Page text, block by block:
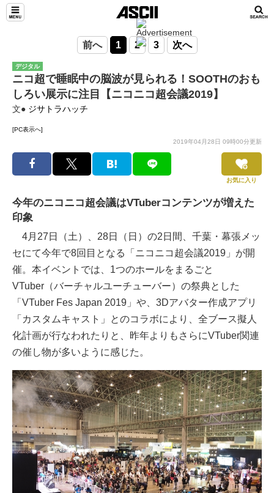
前へ 1 2 3 次へ
デジタル
ニコ超で睡眠中の脳波が見られる！SOOTHのおも
しろい展示に注目【ニコニコ超会議2019】
文● ジサトラハッチ
[PC表示へ]
2019年04月28日 09時00分更新
お気に入り
今年のニコニコ超会議はVTuberコンテンツが増えた
印象
4月27日（土）、28日（日）の2日間、千葉・幕張メッ
セにて今年で8回目となる「ニコニコ超会議2019」が開
催。本イベントでは、1つのホールをまるごと
VTuber（バーチャルユーチューバー）の祭典とした
「VTuber Fes Japan 2019」や、3Dアバター作成アプリ
「カスタムキャスト」とのコラボにより、全ブース擬人
化計画が行なわれたりと、昨年よりもさらにVTuber関連
の催し物が多いように感じた。